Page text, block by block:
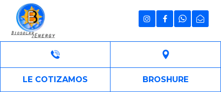
LE COTIZAMOS BROSHURE